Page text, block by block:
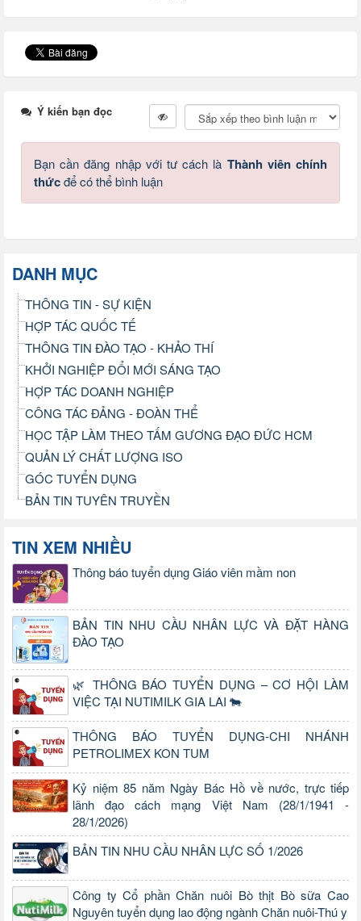
Ý kiến bạn đọc
Bạn cần đăng nhập với tư cách là Thành viên chính
thứcđể có thể bình luận
DANH MỤC
THÔNG TIN - SỰ KIỆN
HỢP TÁC QUỐC TẾ
THÔNG TIN ĐÀO TẠO - KHẢO THÍ
KHỞI NGHIỆP ĐỔI MỚI SÁNG TẠO
HỢP TÁC DOANH NGHIỆP
CÔNG TÁC ĐẢNG - ĐOÀN THỂ
HỌC TẬP LÀM THEO TẤM GƯƠNG ĐẠO ĐỨC HCM
QUẢN LÝ CHẤT LƯỢNG ISO
GÓC TUYỂN DỤNG
BẢN TIN TUYÊN TRUYỀN
TIN XEM NHIỀU
Thông báo tuyển dụng Giáo viên mầm non
BẢN TIN NHU CẦU NHÂN LỰC VÀ ĐẶT HÀNG
ĐÀO TẠO
🌿 THÔNG BÁO TUYỂN DỤNG – CƠ HỘI LÀM
VIỆC TẠI NUTIMILK GIA LAI 🐄
THÔNG BÁO TUYỂN DỤNG-CHI NHÁNH
PETROLIMEX KON TUM
Kỷ niệm 85 năm Ngày Bác Hồ về nước, trực tiếp
lãnh đạo cách mạng Việt Nam (28/1/1941 -
28/1/2026)
BẢN TIN NHU CẦU NHÂN LỰC SỐ 1/2026
Công ty Cổ phần Chăn nuôi Bò thịt Bò sữa Cao
Nguyên tuyển dụng lao động ngành Chăn nuôi-Thú y